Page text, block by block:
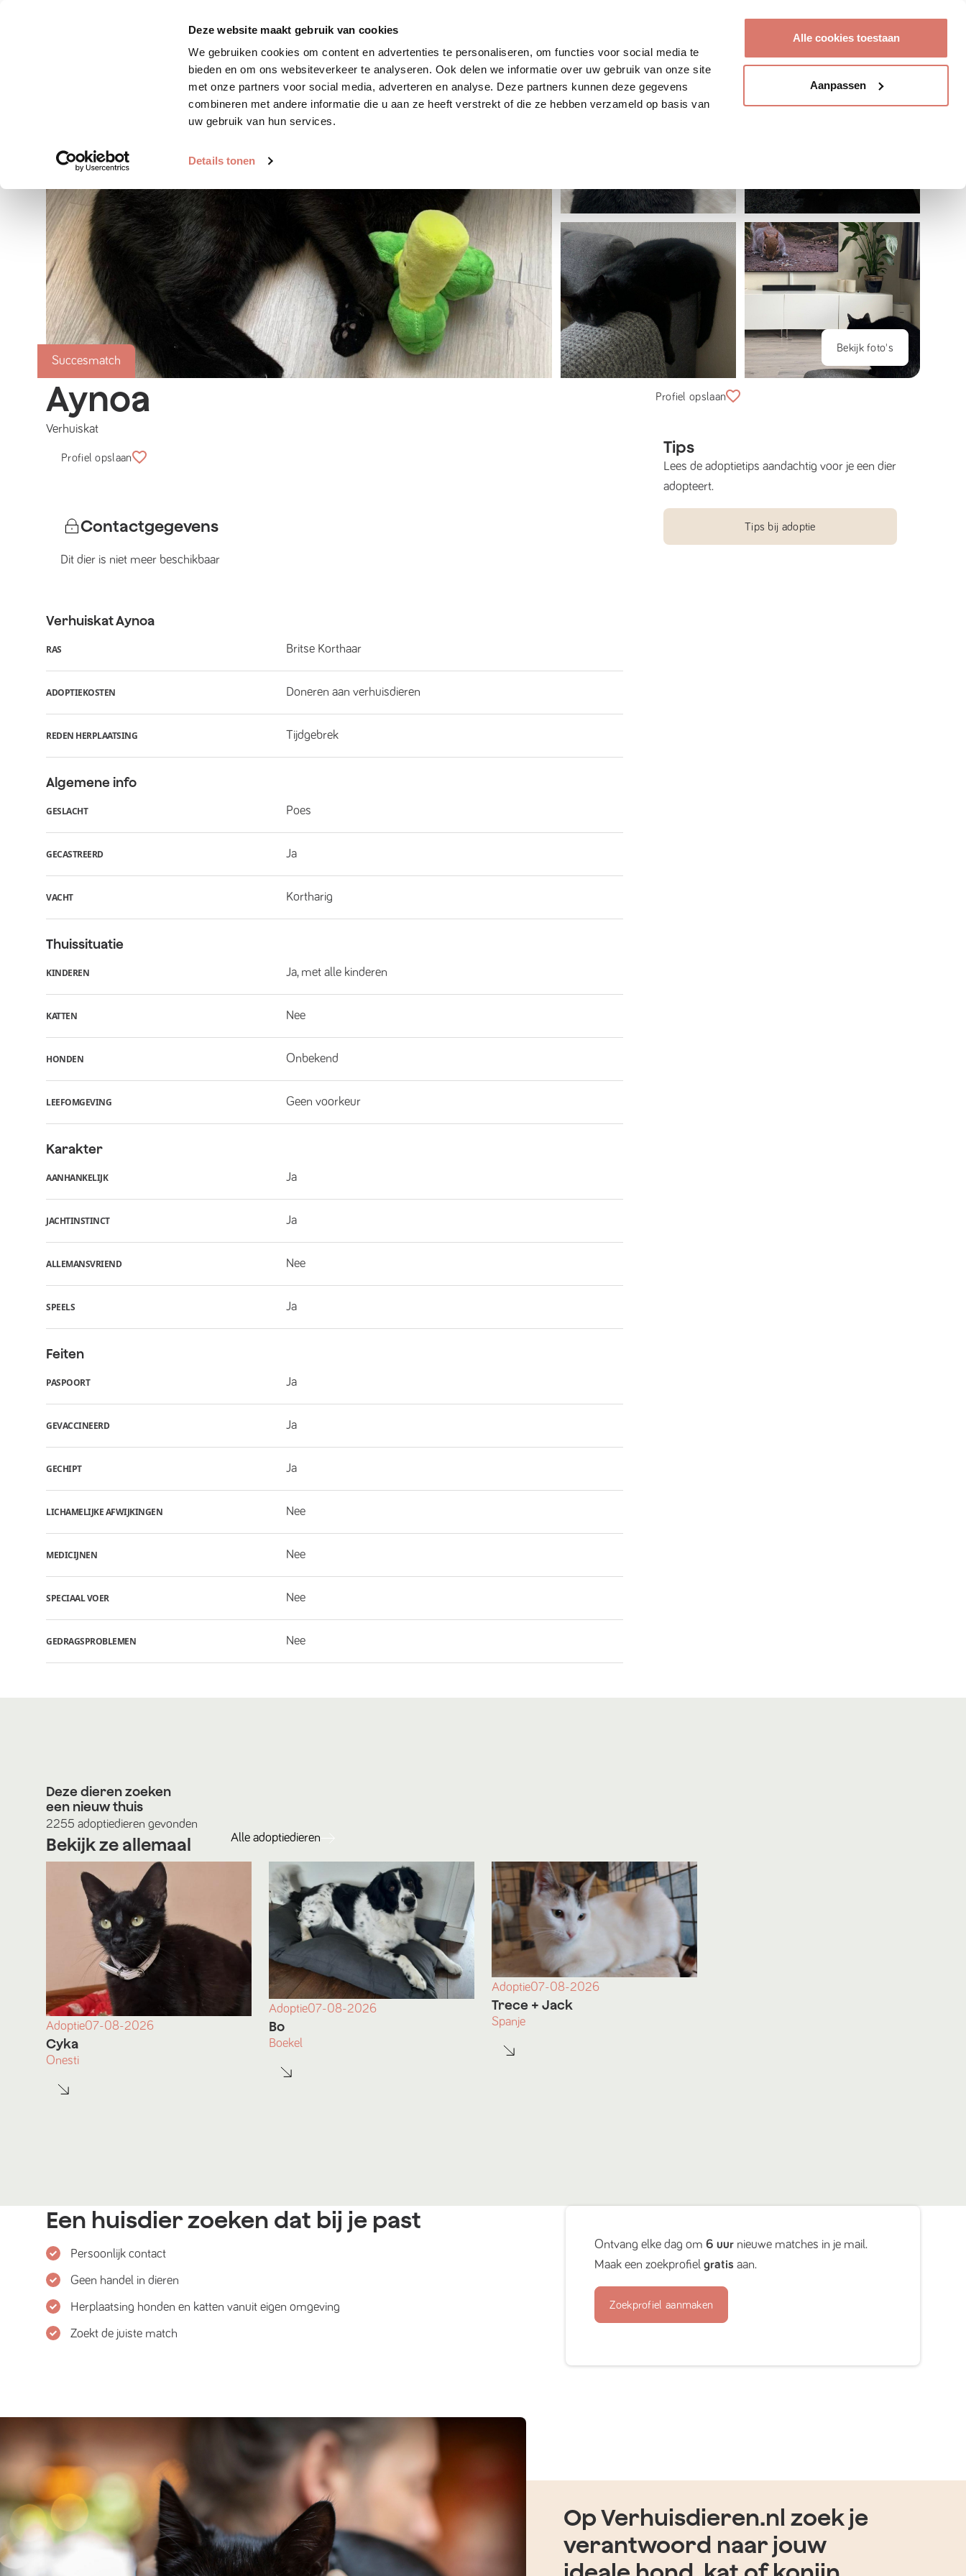
Deze website maakt gebruik van cookies
We gebruiken cookies om content en advertenties te personaliseren, om functies voor social media te
bieden en om ons websiteverkeer te analyseren. Ook delen we informatie over uw gebruik van onze site
met onze partners voor social media, adverteren en analyse. Deze partners kunnen deze gegevens
combineren met andere informatie die u aan ze heeft verstrekt of die ze hebben verzameld op basis van
uw gebruik van hun services.
Details tonen
Alle cookies toestaan
Aanpassen
Zoek huisdier Plaats huisdier Hoe werkt het?
Succesmatch
Bekijk foto's
Aynoa
Verhuiskat
Profiel opslaan
Contactgegevens
Dit dier is niet meer beschikbaar
VerhuiskatAynoa
RAS Britse Korthaar
ADOPTIEKOSTEN Doneren aan verhuisdieren
REDEN HERPLAATSING Tijdgebrek
Algemene info
GESLACHT Poes
GECASTREERD Ja
VACHT Kortharig
Thuissituatie
KINDEREN Ja, met alle kinderen
KATTEN Nee
HONDEN Onbekend
LEEFOMGEVING Geen voorkeur
Karakter
AANHANKELIJK Ja
JACHTINSTINCT Ja
ALLEMANSVRIEND Nee
SPEELS Ja
Feiten
PASPOORT Ja
GEVACCINEERD Ja
GECHIPT Ja
LICHAMELIJKE AFWIJKINGEN Nee
MEDICIJNEN Nee
SPECIAAL VOER Nee
GEDRAGSPROBLEMEN Nee
Profiel opslaan
Tips
Lees de adoptietips aandachtig voor je een dier
adopteert.
Tips bij adoptie
Deze dieren zoeken
een nieuw thuis
2255 adoptiedieren gevonden
Bekijk ze allemaal Alle adoptiedieren
Adoptie07-08-2026
Cyka
Onesti
Adoptie07-08-2026
Bo
Boekel
Adoptie07-08-2026
Trece + Jack
Spanje
Een huisdier zoeken dat bij je past
Persoonlijk contact
Geen handel in dieren
Herplaatsing honden en katten vanuit eigen omgeving
Zoekt de juiste match
Ontvang elke dag om6 uur nieuwe matches in je mail.
Maak een zoekprofielgratis aan.
Zoekprofiel aanmaken
Op Verhuisdieren.nl zoek je
verantwoord naar jouw